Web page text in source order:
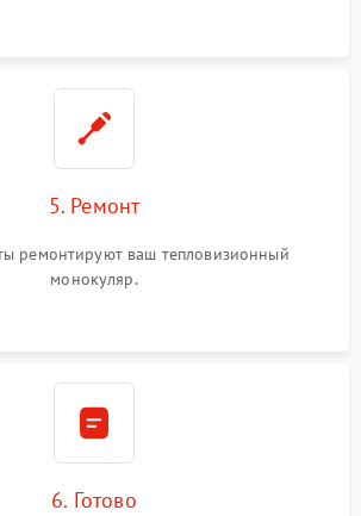
5. Ремонт
ремонтируют ваш тепловизионный
монокуляр.
6. Готово